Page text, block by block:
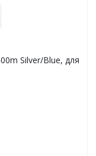
Silver/Blue, для